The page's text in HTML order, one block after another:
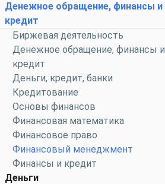
Денежное обращение, финансы и
кредит
Биржевая деятельность
Денежное обращение, финансы и
кредит
Деньги, кредит, банки
Кредитование
Основы финансов
Финансовая математика
Финансовое право
Финансовый менеджмент
Финансы и кредит
Деньги